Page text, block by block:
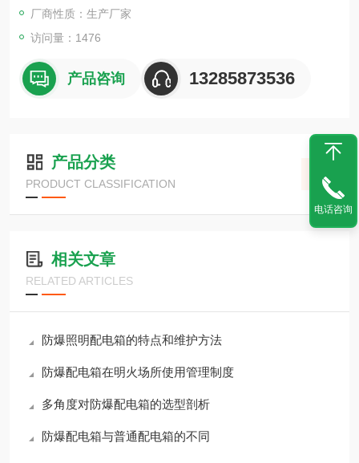
4、外壳尺寸或由我公司根据元件数量及参数来选择，如要配防雨
罩请注明
厂商性质：生产厂家
访问量：1476
产品咨询 13285873536
产品分类
PRODUCT CLASSIFICATION
相关文章
RELATED ARTICLES
防爆照明配电箱的特点和维护方法
防爆配电箱在明火场所使用管理制度
多角度对防爆配电箱的选型剖析
防爆配电箱与普通配电箱的不同
电话咨询